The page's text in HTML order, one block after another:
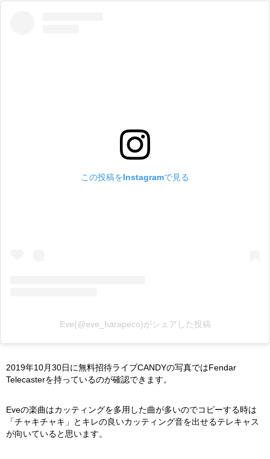
この投稿をInstagramで見る
Eve(@eve_harapeco)がシェアした投稿
2019年10月30日に無料招待ライブCANDYの写真ではFendar
Telecasterを持っているのが確認できます。
Eveの楽曲はカッティングを多用した曲が多いのでコピーする時は
「チャキチャキ」とキレの良いカッティング音を出せるテレキャス
が向いていると思います。